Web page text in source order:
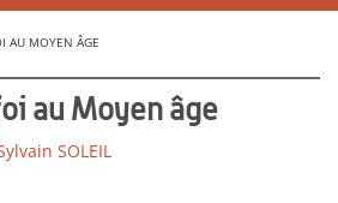
AU MOYEN ÂGE
au Moyen âge
SOLEIL